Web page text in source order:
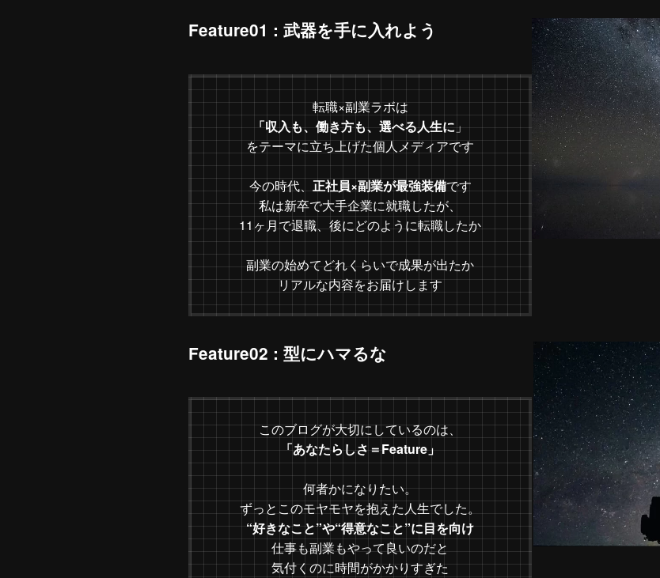
Feature01 : 武器を手に入れよう
転職×副業ラボは
「収入も、働き方も、選べる人生に」
をテーマに立ち上げた個人メディアです
今の時代、 正社員×副業が最強装備です
私は新卒で大手企業に就職したが、
11ヶ月で退職、後にどのように転職したか
副業の始めてどれくらいで成果が出たか
リアルな内容をお届けします
Feature02 : 型にハマるな
このブログが大切にしているのは、
「あなたらしさ＝Feature」
何者かになりたい。
ずっとこのモヤモヤを抱えた人生でした。
“好きなこと”や“得意なこと”に目を向け
仕事も副業もやって良いのだと
気付くのに時間がかかりすぎた